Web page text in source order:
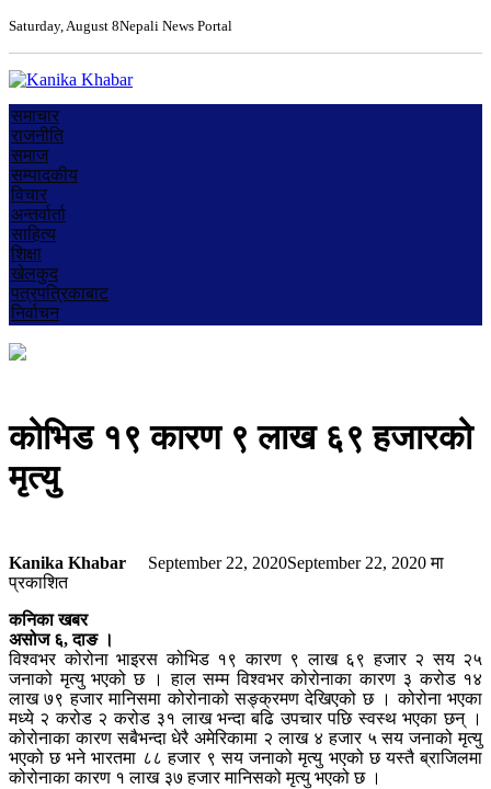
Saturday, August 8Nepali News Portal
समाचार
राजनीति
समाज
सम्पादकीय
विचार
अन्तर्वार्ता
साहित्य
शिक्षा
खेलकुद
पत्रपत्रिकाबाट
निर्वाचन
कोभिड १९ कारण ९ लाख ६९ हजारको
मृत्यु
Kanika Khabar September 22, 2020September 22, 2020मा
प्रकाशित
कनिका खबर
असोज ६, दाङ ।
विश्वभर कोरोना भाइरस कोभिड १९ कारण ९ लाख ६९ हजार २ सय २५
जनाको मृत्यु भएको छ । हाल सम्म विश्वभर कोरोनाका कारण ३ करोड १४
लाख ७९ हजार मानिसमा कोरोनाको सङ्क्रमण देखिएको छ । कोरोना भएका
मध्ये २ करोड २ करोड ३१ लाख भन्दा बढि उपचार पछि स्वस्थ भएका छन् ।
कोरोनाका कारण सबैभन्दा धेरै अमेरिकामा २ लाख ४ हजार ५ सय जनाको मृत्यु
भएको छ भने भारतमा ८८ हजार ९ सय जनाको मृत्यु भएको छ यस्तै ब्राजिलमा
कोरोनाका कारण १ लाख ३७ हजार मानिसको मृत्यु भएको छ ।